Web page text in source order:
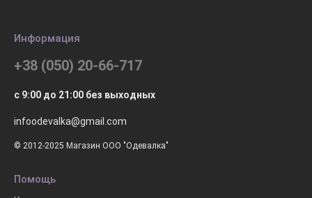
Информация
+38 (050) 20-66-717
с 9:00 до 21:00 без выходных
infoodevalka@gmail.com
© 2012-2025 Магазин ООО "Одевалка"
Помощь